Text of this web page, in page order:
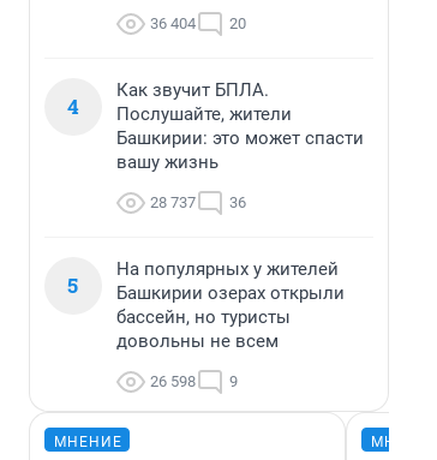
36 404 20
4
Как звучит БПЛА.
Послушайте, жители
Башкирии: это может спасти
вашу жизнь
28 737 36
5
На популярных у жителей
Башкирии озерах открыли
бассейн, но туристы
довольны не всем
26 598 9
МНЕНИЕ